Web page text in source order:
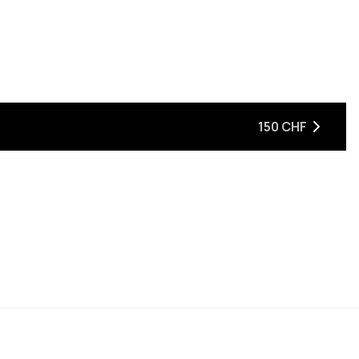
auf Lager ist
wenn sie wieder auf Lager ist
150 CHF